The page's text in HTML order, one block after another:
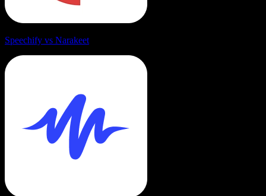
Speechify vs Narakeet